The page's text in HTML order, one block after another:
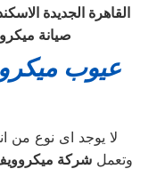
القاهرة الجديدة
صيانة
عيوب
لا يوجد اى نوع من
وتعمل شركة